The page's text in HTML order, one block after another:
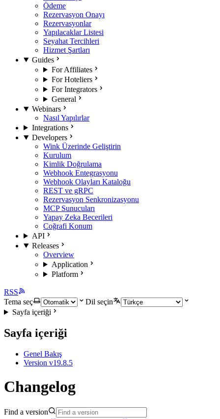
Ödeme
Rezervasyon Onayı
Rezervasyonlar
Yapılacaklar Listesi
Seyahat Tercihleri
Hizmet Şartları
Guides
For Affiliates
For Hoteliers
For Integrators
General
Webinars
Nasıl Yapılırlar
Integrations
Developers
Wink Üzerinde Geliştirin
Kurulum
Kimlik Doğrulama
Webhook Entegrasyonu
Webhook Olayları Kataloğu
REST ve gRPC
Rezervasyon Senkronizasyonu
MCP Sunucuları
Yapay Zeka Becerileri
Coğrafi Konum
API
Releases
Overview
Application
Platform
RSS
Tema seç
Dil seçin
Sayfa içeriği
Sayfa içeriği
Genel Bakış
Version v19.8.5
Changelog
Find a version